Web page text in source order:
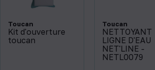
Toucan
Kit d'ouverture
toucan
Toucan
NETTOYANT
LIGNE D'EAU
NET'LINE -
NETL0079